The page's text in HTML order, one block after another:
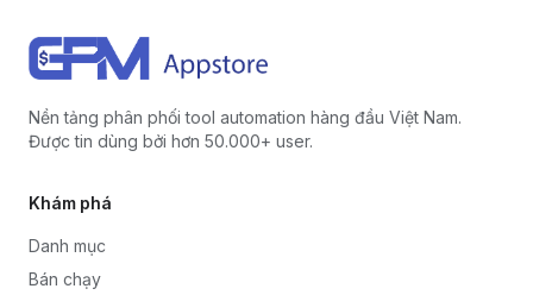
Nền tảng phân phối tool automation hàng đầu Việt Nam.
Được tin dùng bởi hơn 50.000+ user.
Khám phá
Danh mục
Bán chạy